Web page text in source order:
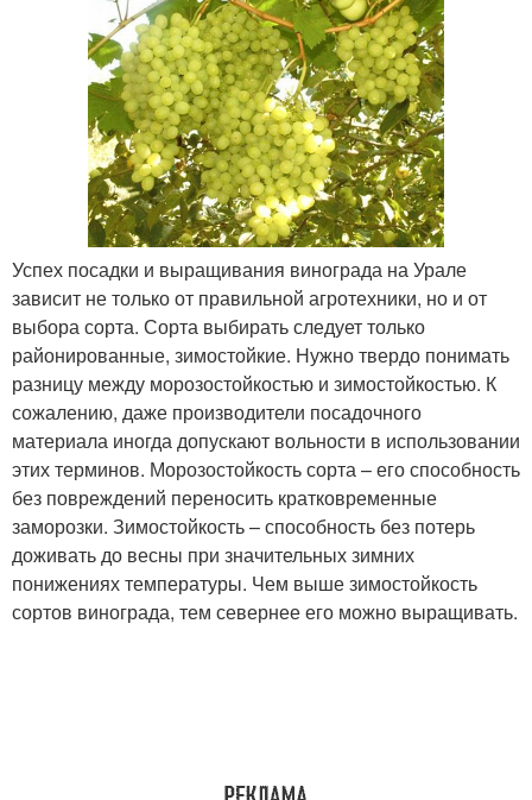
Успех посадки и выращивания винограда на Урале
зависит не только от правильной агротехники, но и от
выбора сорта. Сорта выбирать следует только
районированные, зимостойкие. Нужно твердо понимать
разницу между морозостойкостью и зимостойкостью. К
сожалению, даже производители посадочного
материала иногда допускают вольности в использовании
этих терминов. Морозостойкость сорта – его способность
без повреждений переносить кратковременные
заморозки. Зимостойкость – способность без потерь
доживать до весны при значительных зимних
понижениях температуры. Чем выше зимостойкость
сортов винограда, тем севернее его можно выращивать.